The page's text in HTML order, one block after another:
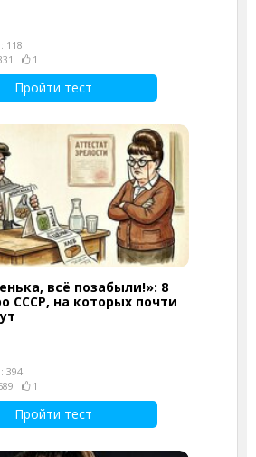
118
1
Пройти тест
всё позабыли!»: 8
СССР, на которых почти
394
1
Пройти тест